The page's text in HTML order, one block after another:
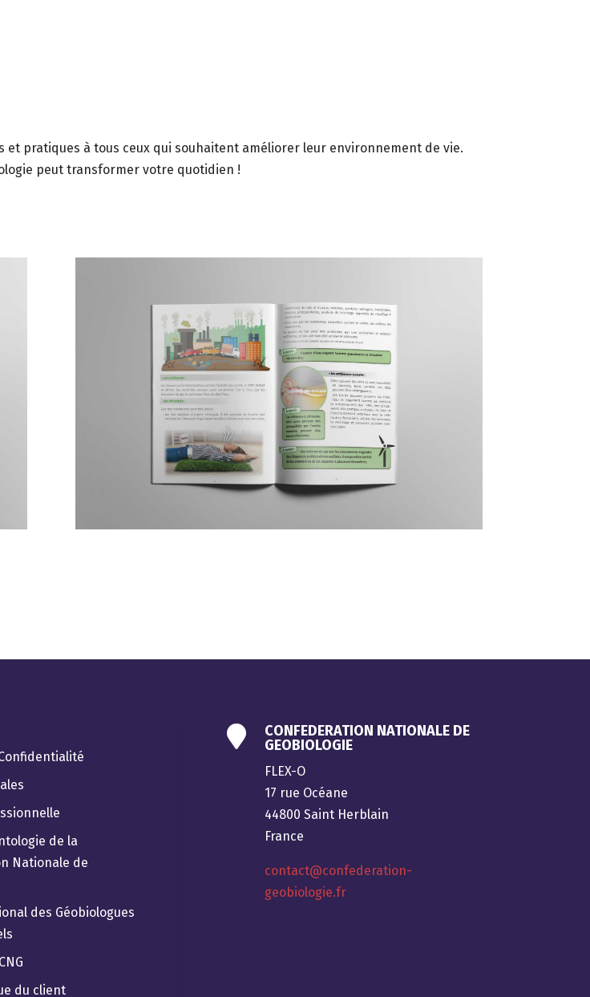
pratiques à tous ceux qui souhaitent améliorer leur environnement de vie.
peut transformer votre quotidien !
de la
Nationale de
des Géobiologues
du client

CONFEDERATION NATIONALE DE
GEOBIOLOGIE
FLEX-O
17 rue Océane
44800 Saint Herblain
France
contact@confederation-
geobiologie.fr